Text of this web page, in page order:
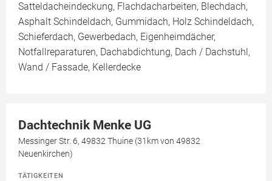
Satteldacheindeckung, Flachdacharbeiten, Blechdach,
Asphalt Schindeldach, Gummidach, Holz Schindeldach,
Schieferdach, Gewerbedach, Eigenheimdächer,
Notfallreparaturen, Dachabdichtung, Dach / Dachstuhl,
Wand / Fassade, Kellerdecke
Dachtechnik Menke UG
Messinger Str. 6, 49832 Thuine (31km von 49832
Neuenkirchen)
TÄTIGKEITEN